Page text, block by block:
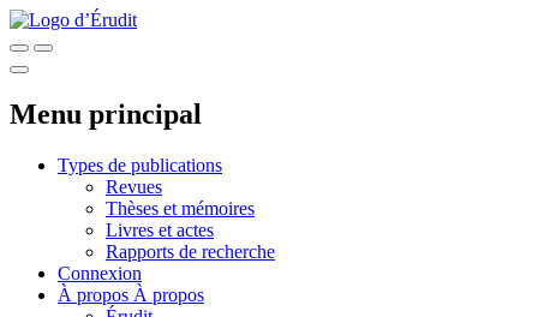
Menu principal
Types de publications
Revues
Thèses et mémoires
Livres et actes
Rapports de recherche
Connexion
À propos À propos